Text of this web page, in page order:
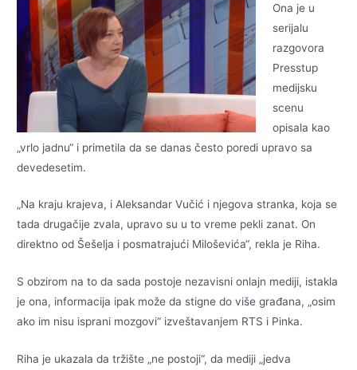
Ona je u
serijalu
razgovora
Presstup
medijsku
scenu
opisala kao
„vrlo jadnu“ i primetila da se danas često poredi upravo sa
devedesetim.
„Na kraju krajeva, i Aleksandar Vučić i njegova stranka, koja se
tada drugačije zvala, upravo su u to vreme pekli zanat. On
direktno od Šešelja i posmatrajući Miloševića“, rekla je Riha.
S obzirom na to da sada postoje nezavisni onlajn mediji, istakla
je ona, informacija ipak može da stigne do više građana, „osim
ako im nisu isprani mozgovi“ izveštavanjem RTS i Pinka.
Riha je ukazala da tržište „ne postoji“, da mediji „jedva